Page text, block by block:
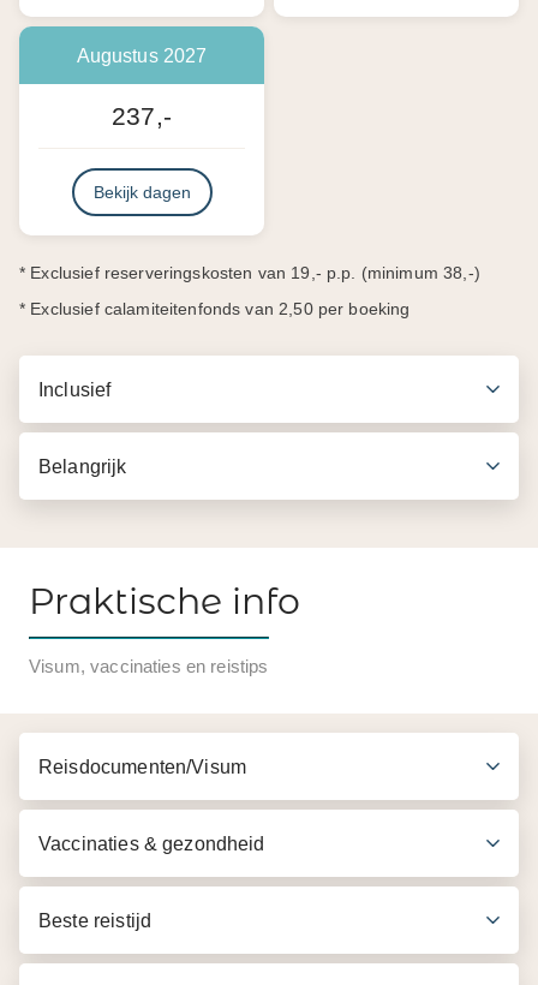
Augustus 2027
237,-
Bekijk dagen
* Exclusief reserveringskosten van 19,- p.p. (minimum 38,-)
* Exclusief calamiteitenfonds van 2,50 per boeking
Inclusief
Belangrijk
Inbegrepen in de prijs
Begeleiding van een Engelssprekende gids
Entreegelden volgens programma
Lokale lunch
Praktische info
Visum, vaccinaties en reistips
Reisdocumenten/Visum
Vaccinaties & gezondheid
Beste reistijd